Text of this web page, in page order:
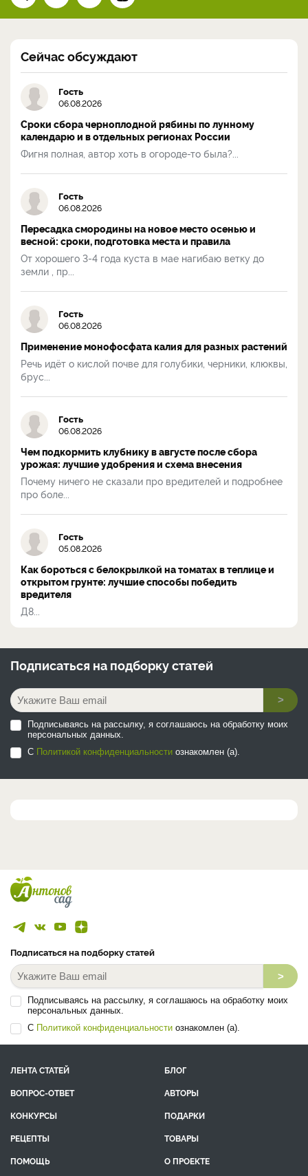
Сейчас обсуждают
Гость
06.08.2026
Сроки сбора черноплодной рябины по лунному
календарю и в отдельных регионах России
Фигня полная, автор хоть в огороде-то была?...
Гость
06.08.2026
Пересадка смородины на новое место осенью и
весной: сроки, подготовка места и правила
От хорошего 3-4 года куста в мае нагибаю ветку до
земли , пр...
Гость
06.08.2026
Применение монофосфата калия для разных растений
Речь идёт о кислой почве для голубики, черники, клюквы,
брус...
Гость
06.08.2026
Чем подкормить клубнику в августе после сбора
урожая: лучшие удобрения и схема внесения
Почему ничего не сказали про вредителей и подробнее
про боле...
Гость
05.08.2026
Как бороться с белокрылкой на томатах в теплице и
открытом грунте: лучшие способы победить
вредителя
Д8...
Подписаться на подборку статей
>
Подписываясь на рассылку, я соглашаюсь на обработку моих
персональных данных.
С Политикой конфиденциальности ознакомлен (а).
Подписаться на подборку статей
>
Подписываясь на рассылку, я соглашаюсь на обработку моих
персональных данных.
С Политикой конфиденциальности ознакомлен (а).
ЛЕНТА СТАТЕЙ
БЛОГ
ВОПРОС-ОТВЕТ
АВТОРЫ
КОНКУРСЫ
ПОДАРКИ
РЕЦЕПТЫ
ТОВАРЫ
ПОМОЩЬ
О ПРОЕКТЕ